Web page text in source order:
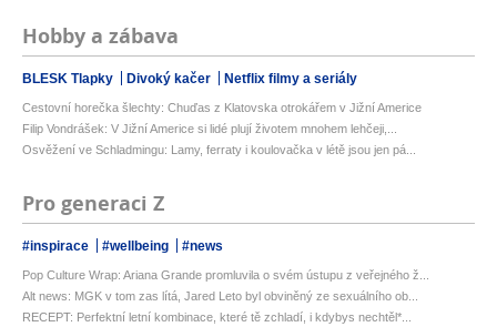
Hobby a zábava
BLESK Tlapky Divoký kačer Netflix filmy a seriály
Cestovní horečka šlechty: Chuďas z Klatovska otrokářem v Jižní Americe
Filip Vondrášek: V Jižní Americe si lidé plují životem mnohem lehčeji,...
Osvěžení ve Schladmingu: Lamy, ferraty i koulovačka v létě jsou jen pá...
Pro generaci Z
#inspirace #wellbeing #news
Pop Culture Wrap: Ariana Grande promluvila o svém ústupu z veřejného ž...
Alt news: MGK v tom zas lítá, Jared Leto byl obviněný ze sexuálního ob...
RECEPT: Perfektní letní kombinace, které tě zchladí, i kdybys nechtěl*...